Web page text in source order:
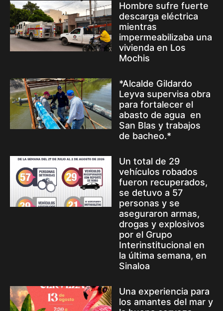
Hombre sufre fuerte
descarga eléctrica
mientras
impermeabilizaba una
vivienda en Los
Mochis
*Alcalde Gildardo
Leyva supervisa obra
para fortalecer el
abasto de agua en
San Blas y trabajos
de bacheo.*
Un total de 29
vehículos robados
fueron recuperados,
se detuvo a 57
personas y se
aseguraron armas,
drogas y explosivos
por el Grupo
Interinstitucional en
la última semana, en
Sinaloa
Una experiencia para
los amantes del mar y